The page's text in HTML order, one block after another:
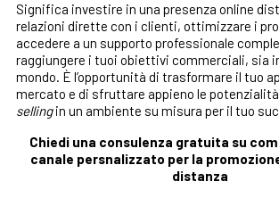
Significa investire in una presenza online
relazioni dirette con i clienti, ottimizzare i
accedere a un supporto professionale
raggiungere i tuoi obiettivi commerciali, sia
mondo. È l’opportunità di trasformare il tuo
mercato e di sfruttare appieno le
sellingin un ambiente su misura per il tuo
Chiedi una consulenza gratuita su
canale persnalizzato per la
distanza